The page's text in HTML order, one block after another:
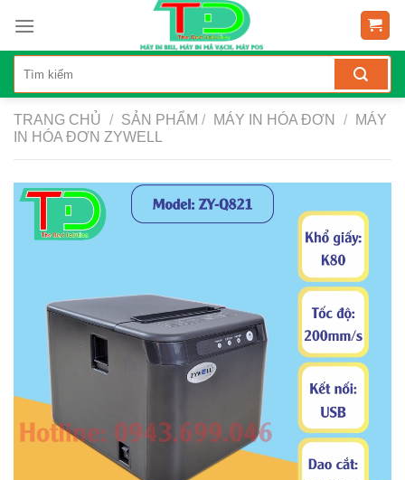
content
TRANG CHỦ / SẢN PHẨM / MÁY IN HÓA ĐƠN /
MÁY
IN HÓA ĐƠN ZYWELL